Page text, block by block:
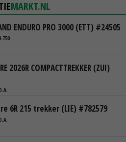
MARKT.NL
ENDURO PRO 3000 (ETT) #24505
2026R COMPACTTREKKER (ZUI)
6R 215 trekker (LIE) #782579